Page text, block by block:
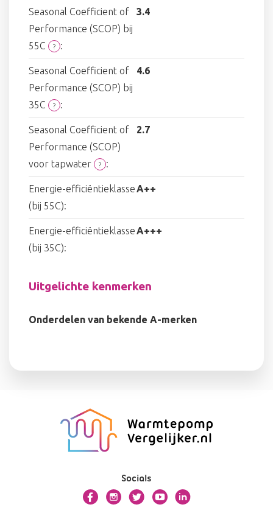
Seasonal Coefficient of
Performance (SCOP) bij
55C
? :
3.4
Seasonal Coefficient of
Performance (SCOP) bij
35C
? :
4.6
Seasonal Coefficient of
Performance (SCOP)
voor tapwater
? :
2.7
Energie-efficiëntieklasse
(bij 55C):
A++
Energie-efficiëntieklasse
(bij 35C):
A+++
Uitgelichte kenmerken
Onderdelen van bekende A-merken
Socials